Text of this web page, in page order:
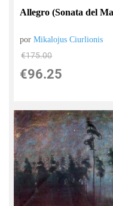
Allegro (Sonata del
porMikalojus Ciurlionis
€175.00
€96.25